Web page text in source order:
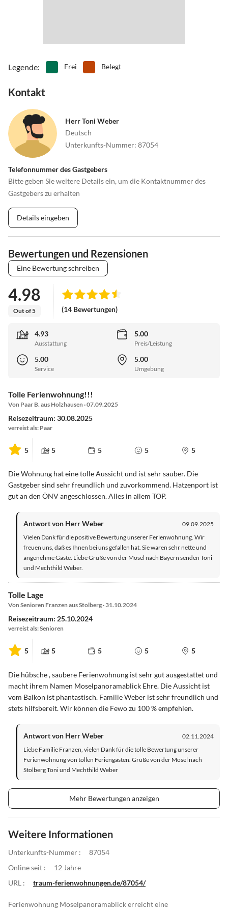
Legende: Frei Belegt
Kontakt
Herr Toni Weber
Deutsch
Unterkunfts-Nummer: 87054
Telefonnummer des Gastgebers
Bitte geben Sie weitere Details ein, um die Kontaktnummer des
Gastgebers zu erhalten
Details eingeben
Bewertungen und Rezensionen
Eine Bewertung schreiben
4.98
Out of 5 (14 Bewertungen)
4.93
Ausstattung
5.00
Preis/Leistung
5.00
Service
5.00
Umgebung
Tolle Ferienwohnung!!!
Von Paar B. aus Holzhausen · 07.09.2025
Reisezeitraum: 30.08.2025
verreist als: Paar
5 5 5 5 5
Die Wohnung hat eine tolle Aussicht und ist sehr sauber. Die
Gastgeber sind sehr freundlich und zuvorkommend. Hatzenport ist
gut an den ÖNV angeschlossen. Alles in allem TOP.
Antwort von Herr Weber
09.09.2025
Vielen Dank für die positive Bewertung unserer Ferienwohnung. Wir
freuen uns, daß es Ihnen bei uns gefallen hat. Sie waren sehr nette und
angenehme Gäste. Liebe Grüße von der Mosel nach Bayern senden Toni
und Mechthild Weber.
Tolle Lage
Von Senioren Franzen aus Stolberg · 31.10.2024
Reisezeitraum: 25.10.2024
verreist als: Senioren
5 5 5 5 5
Die hübsche , saubere Ferienwohnung ist sehr gut ausgestattet und
macht ihrem Namen Moselpanoramablick Ehre. Die Aussicht ist
vom Balkon ist phantastisch. Familie Weber ist sehr freundlich und
stets hilfsbereit. Wir können die Fewo zu 100 % empfehlen.
Antwort von Herr Weber
02.11.2024
Liebe Familie Franzen, vielen Dank für die tolle Bewertung unserer
Ferienwohnung von tollen Feriengästen. Grüße von der Mosel nach
Stolberg Toni und Mechthild Weber
Mehr Bewertungen anzeigen
Weitere Informationen
Unterkunfts-Nummer :
87054
Online seit :
12 Jahre
URL :
traum-ferienwohnungen.de/87054/
Ferienwohnung Moselpanoramablick erreicht eine